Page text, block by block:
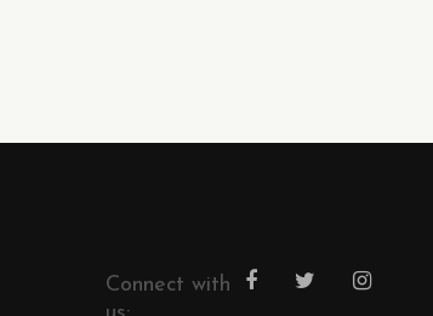
Connect with